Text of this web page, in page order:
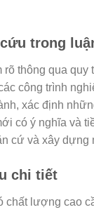
trong
thông qua
công trình
xác định
có ý nghĩa và
cứ và xây
chi tiết
lượng cao